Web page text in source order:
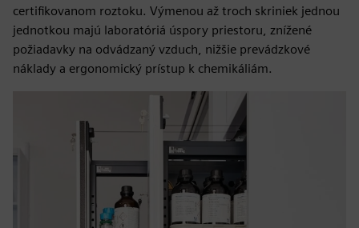
certifikovanom roztoku. Výmenou až troch skriniek jednou
jednotkou majú laboratóriá úspory priestoru, znížené
požiadavky na odvádzaný vzduch, nižšie prevádzkové
náklady a ergonomický prístup k chemikáliám.